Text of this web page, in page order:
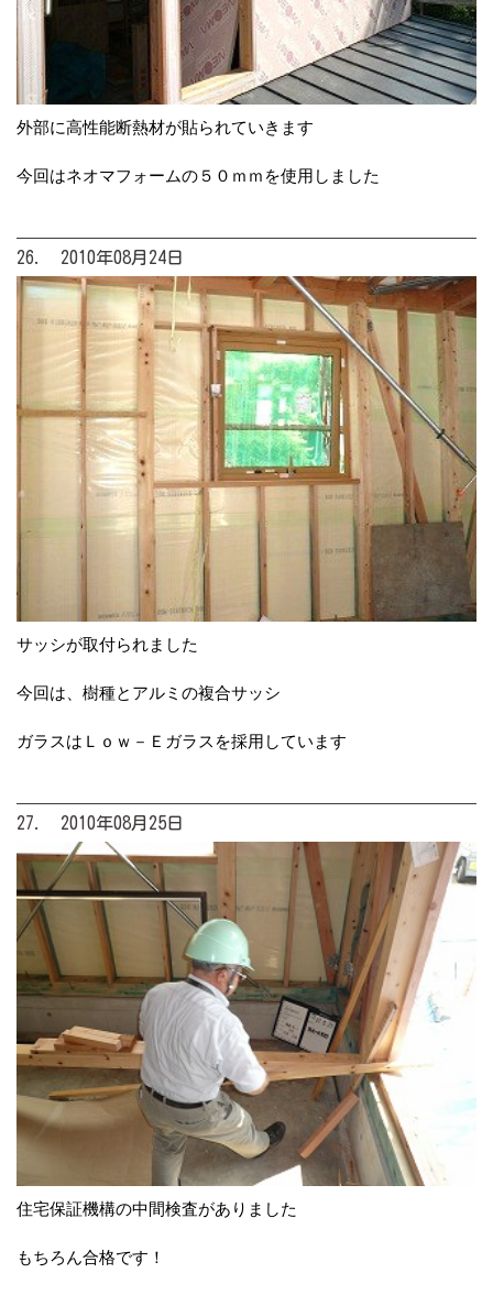
外部に高性能断熱材が貼られていきます
今回はネオマフォームの５０ｍｍを使用しました
26. 2010年08月24日
サッシが取付られました
今回は、樹種とアルミの複合サッシ
ガラスはＬｏｗ－Ｅガラスを採用しています
27. 2010年08月25日
住宅保証機構の中間検査がありました
もちろん合格です！